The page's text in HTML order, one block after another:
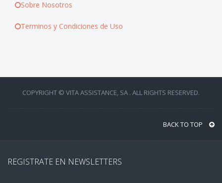
Sobre Nosotros
Terminos y Condiciones de Uso
COPYRIGHT © VITA ASSISTANCE, SA . ALL RIGHTS RESERVED.
BACK TO TOP
REGISTRATE EN NEWSLETTERS